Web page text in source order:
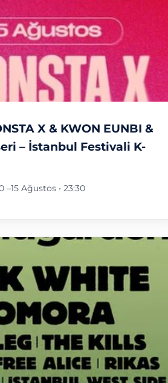
X & KWON EUNBI &
– İstanbul Festivali K-
–15 Ağustos • 23:30